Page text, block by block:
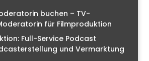
buchen – TV-
für Filmproduktion
Full-Service Podcast
und Vermarktung